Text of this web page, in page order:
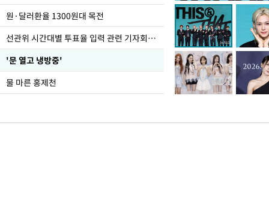
원·달러환율 1300원대 목전
선관위 시간대별 투표율 입력 관련 기자회견하는 주진우 의원
'문 열고 냉방중'
물 마른 홍제천
도